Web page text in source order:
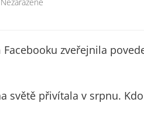
Facebooku zveřejnila
světě přivítala v srpnu.